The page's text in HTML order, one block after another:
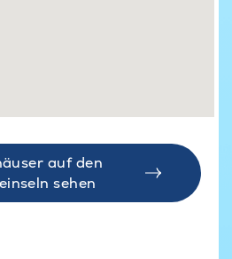
auf den
sehen